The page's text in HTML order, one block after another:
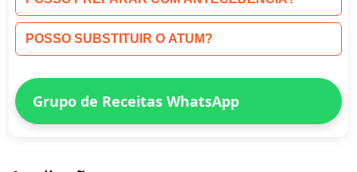
POSSO SUBSTITUIR O ATUM?
Grupo de Receitas WhatsApp